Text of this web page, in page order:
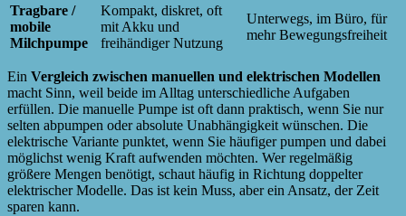
Tragbare /
mobile
Milchpumpe
Kompakt, diskret, oft
mit Akku und
freihändiger Nutzung
Unterwegs, im Büro, für
mehr Bewegungsfreiheit
Ein Vergleich zwischen manuellen und elektrischen Modellen
macht Sinn, weil beide im Alltag unterschiedliche Aufgaben
erfüllen. Die manuelle Pumpe ist oft dann praktisch, wenn Sie nur
selten abpumpen oder absolute Unabhängigkeit wünschen. Die
elektrische Variante punktet, wenn Sie häufiger pumpen und dabei
möglichst wenig Kraft aufwenden möchten. Wer regelmäßig
größere Mengen benötigt, schaut häufig in Richtung doppelter
elektrischer Modelle. Das ist kein Muss, aber ein Ansatz, der Zeit
sparen kann.